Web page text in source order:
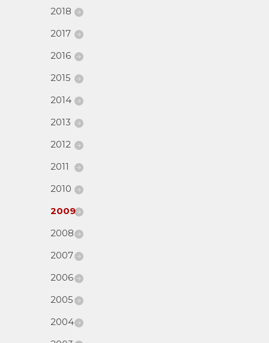
2018
2017
2016
2015
2014
2013
2012
2011
2010
2009
2008
2007
2006
2005
2004